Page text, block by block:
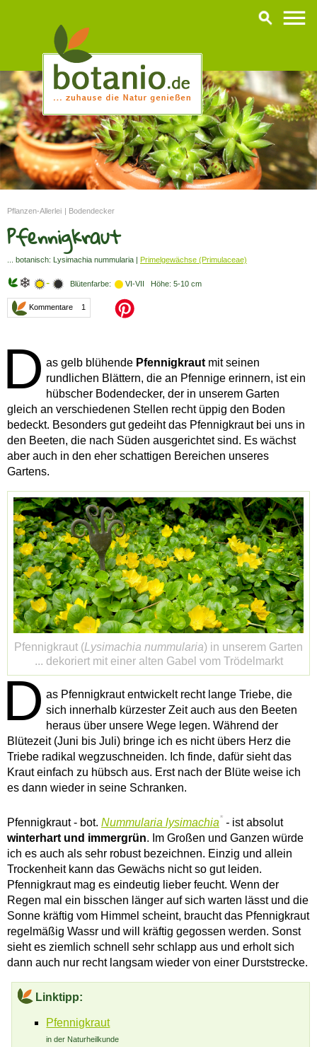
Pflanzen-Allerlei Bodendecker
Pfennigkraut
... botanisch: Lysimachia nummularia | Primelgewächse (Primulaceae)
- Blütenfarbe: VI-VII Höhe: 5-10 cm
Kommentare 1
D as gelb blühende Pfennigkraut mit seinen
rundlichen Blättern, die an Pfennige erinnern, ist ein
hübscher Bodendecker, der in unserem Garten
gleich an verschiedenen Stellen recht üppig den Boden
bedeckt. Besonders gut gedeiht das Pfennigkraut bei uns in
den Beeten, die nach Süden ausgerichtet sind. Es wächst
aber auch in den eher schattigen Bereichen unseres
Gartens.
Pfennigkraut (Lysimachia nummularia) in unserem Garten
... dekoriert mit einer alten Gabel vom Trödelmarkt
D as Pfennigkraut entwickelt recht lange Triebe, die
sich innerhalb kürzester Zeit auch aus den Beeten
heraus über unsere Wege legen. Während der
Blütezeit (Juni bis Juli) bringe ich es nicht übers Herz die
Triebe radikal wegzuschneiden. Ich finde, dafür sieht das
Kraut einfach zu hübsch aus. Erst nach der Blüte weise ich
es dann wieder in seine Schranken.
Pfennigkraut - bot. Nummularia lysimachia* - ist absolut
winterhart und immergrün. Im Großen und Ganzen würde
ich es auch als sehr robust bezeichnen. Einzig und allein
Trockenheit kann das Gewächs nicht so gut leiden.
Pfennigkraut mag es eindeutig lieber feucht. Wenn der
Regen mal ein bisschen länger auf sich warten lässt und die
Sonne kräftig vom Himmel scheint, braucht das Pfennigkraut
regelmäßig Wassr und will kräftig gegossen werden. Sonst
sieht es ziemlich schnell sehr schlapp aus und erholt sich
dann auch nur recht langsam wieder von einer Durststrecke.
Linktipp:
Pfennigkraut
in der Naturheilkunde